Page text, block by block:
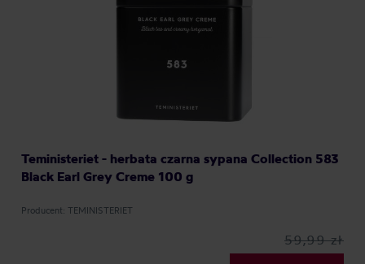
Teministeriet - herbata czarna sypana Collection 583
Black Earl Grey Creme 100 g
Producent: TEMINISTERIET
59,99 zł